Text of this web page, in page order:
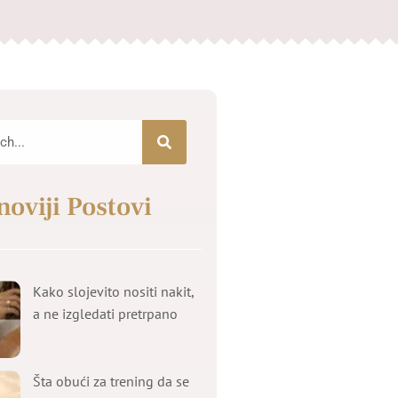
Postovi
Kako slojevito nositi nakit,
a ne izgledati pretrpano
Šta obući za trening da se